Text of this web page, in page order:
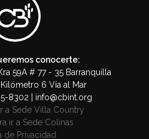
conocerte:
59A # 77 - 35 Barranquilla
6 Vía al Mar
8302 | info@cbint.org
a Sede Villa Country
ir a Sede Colinas
de Privacidad